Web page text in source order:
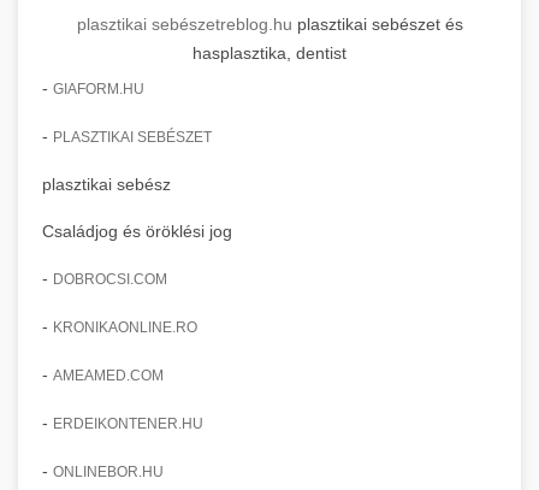
plasztikai sebészetreblog.hu plasztikai sebészet és
hasplasztika, dentist
- GIAFORM.HU
- PLASZTIKAI SEBÉSZET
plasztikai sebész
Családjog és öröklési jog
- DOBROCSI.COM
- KRONIKAONLINE.RO
- AMEAMED.COM
- ERDEIKONTENER.HU
- ONLINEBOR.HU